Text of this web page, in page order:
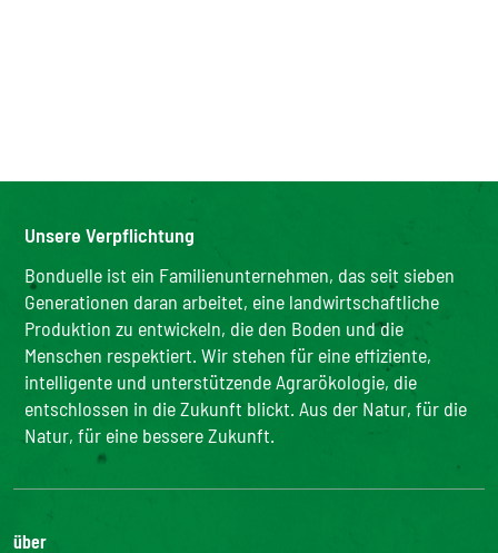
Unsere Verpflichtung
Bonduelle ist ein Familienunternehmen, das seit sieben
Generationen daran arbeitet, eine landwirtschaftliche
Produktion zu entwickeln, die den Boden und die
Menschen respektiert. Wir stehen für eine effiziente,
intelligente und unterstützende Agrarökologie, die
entschlossen in die Zukunft blickt. Aus der Natur, für die
Natur, für eine bessere Zukunft.
über